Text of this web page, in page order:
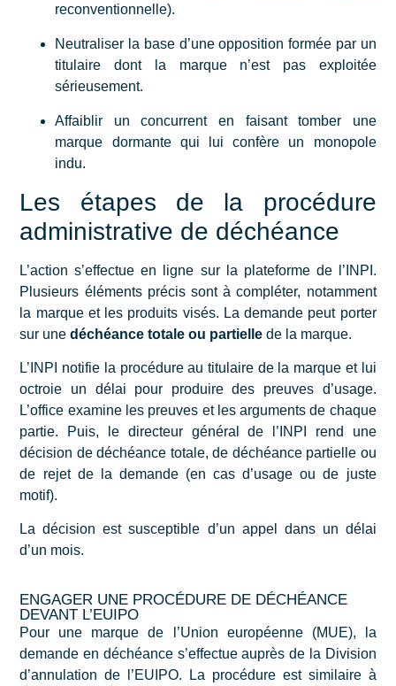
reconventionnelle).
Neutraliser la base d’une opposition formée par un
titulaire dont la marque n’est pas exploitée
sérieusement.
Affaiblir un concurrent en faisant tomber une
marque dormante qui lui confère un monopole
indu.
Les étapes de la procédure
administrative de déchéance
L’action s’effectue en ligne sur la plateforme de l’INPI.
Plusieurs éléments précis sont à compléter, notamment
la marque et les produits visés. La demande peut porter
sur unedéchéance totale ou partiellede la marque.
L’INPI notifie la procédure au titulaire de la marque et lui
octroie un délai pour produire des preuves d’usage.
L’office examine les preuves et les arguments de chaque
partie. Puis, le directeur général de l’INPI rend une
décision de déchéance totale, de déchéance partielle ou
de rejet de la demande (en cas d’usage ou de juste
motif).
La décision est susceptible d’un appel dans un délai
d’un mois.
ENGAGER UNE PROCÉDURE DE DÉCHÉANCE
DEVANT L’EUIPO
Pour une marque de l’Union européenne (MUE), la
demande en déchéance s’effectue auprès de la Division
d’annulation de l’EUIPO. La procédure est similaire à